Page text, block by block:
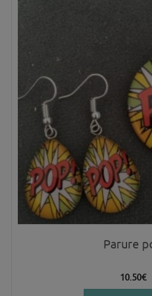
Parure
10.50€